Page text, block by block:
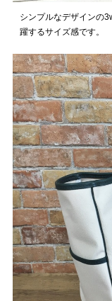
シンプルなデザインの
躍するサイズ感です。